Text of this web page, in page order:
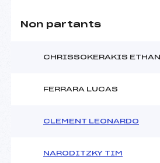
Non partants
CHRISSOKERAKIS ETHAN
FERRARA LUCAS
CLEMENT LEONARDO
NARODITZKY TIM